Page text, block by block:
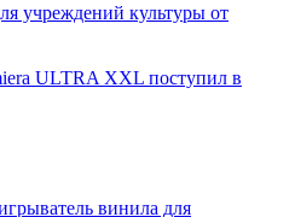
учреждений культуры от
ULTRA XXL поступил в
винила для